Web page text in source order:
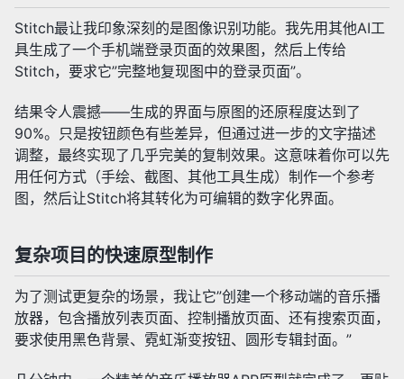
Stitch最让我印象深刻的是图像识别功能。我先用其他AI工
具生成了一个手机端登录页面的效果图，然后上传给
Stitch，要求它”完整地复现图中的登录页面”。
结果令人震撼——生成的界面与原图的还原程度达到了
90%。只是按钮颜色有些差异，但通过进一步的文字描述
调整，最终实现了几乎完美的复制效果。这意味着你可以先
用任何方式（手绘、截图、其他工具生成）制作一个参考
图，然后让Stitch将其转化为可编辑的数字化界面。
复杂项目的快速原型制作
为了测试更复杂的场景，我让它”创建一个移动端的音乐播
放器，包含播放列表页面、控制播放页面、还有搜索页面，
要求使用黑色背景、霓虹渐变按钮、圆形专辑封面。”